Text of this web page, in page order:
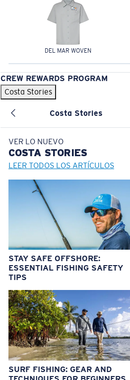
DEL MAR WOVEN
CREW REWARDS PROGRAM
Costa Stories
Costa Stories
VER LO NUEVO
COSTA STORIES
LEER TODOS LOS ARTÍCULOS
STAY SAFE OFFSHORE:
ESSENTIAL FISHING SAFETY
TIPS
SURF FISHING: GEAR AND